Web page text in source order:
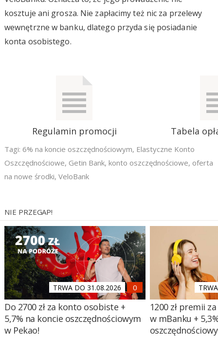
kosztuje ani grosza. Nie zapłacimy też nic za przelewy
wewnętrzne w banku, dlatego przyda się posiadanie
konta osobistego.
Regulamin promocji Tabela
Tagi: 6% na koncie oszczędnościowym, Elastyczne Konto
Oszczędnościowe, Getin Bank, konto oszczędnościowe, oferta
na nowe środki, VeloBank
NIE PRZEGAP!
TRWA DO 31.08.2026
Do 2700 zł za konto osobiste +
5,7% na koncie oszczędnościowym
w Pekao!
1200 zł premii
w mBanku +